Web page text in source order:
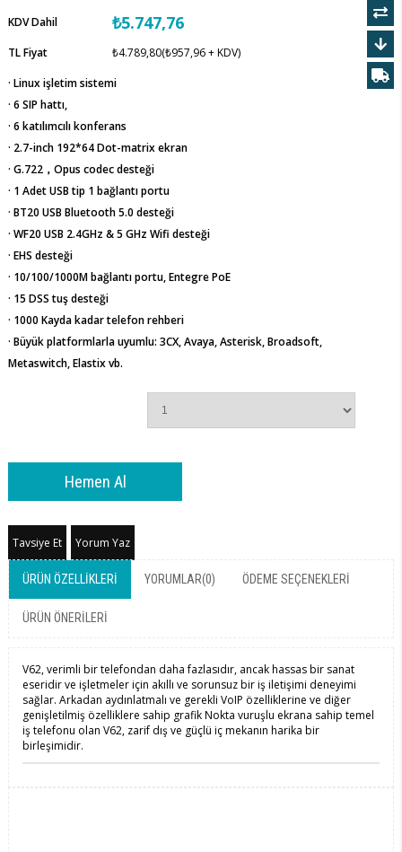
KDV Dahil
₺5.747,76
TL Fiyat ₺4.789,80(₺957,96 + KDV)
· Linux işletim sistemi
· 6 SIP hattı,
· 6 katılımcılı konferans
· 2.7-inch 192*64 Dot-matrix ekran
· G.722，Opus codec desteği
· 1 Adet USB tip 1 bağlantı portu
· BT20 USB Bluetooth 5.0 desteği
· WF20 USB 2.4GHz & 5 GHz Wifi desteği
· EHS desteği
· 10/100/1000M bağlantı portu, Entegre PoE
· 15 DSS tuş desteği
· 1000 Kayda kadar telefon rehberi
· Büyük platformlarla uyumlu: 3CX, Avaya, Asterisk, Broadsoft,
Metaswitch, Elastix vb.
Tavsiye Et Yorum Yaz
ÜRÜN ÖZELLIKLERI YORUMLAR(0) ÖDEME SEÇENEKLERI
ÜRÜN ÖNERILERI
V62, verimli bir telefondan daha fazlasıdır, ancak hassas bir sanat
eseridir ve işletmeler için akıllı ve sorunsuz bir iş iletişimi deneyimi
sağlar. Arkadan aydınlatmalı ve gerekli VoIP özelliklerine ve diğer
genişletilmiş özelliklere sahip grafik Nokta vuruşlu ekrana sahip temel
iş telefonu olan V62, zarif dış ve güçlü iç mekanın harika bir
birleşimidir.